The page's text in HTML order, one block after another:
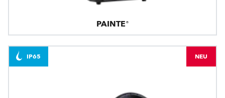
PAINTE®
IP65 NEU